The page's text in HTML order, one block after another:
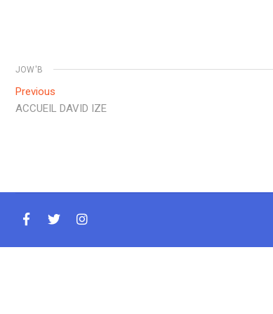
JOW'B
Navigation
de
Previous
post:
ACCUEIL DAVID IZE
facebook
twitterinstagram